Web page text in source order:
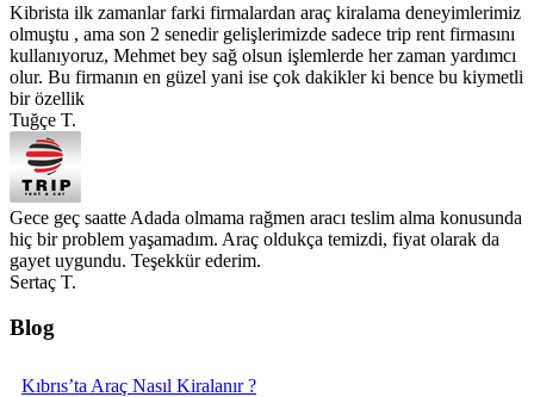
Kibrista ilk zamanlar farki firmalardan araç kiralama deneyimlerimiz
olmuştu , ama son 2 senedir gelişlerimizde sadece trip rent firmasını
kullanıyoruz, Mehmet bey sağ olsun işlemlerde her zaman yardımcı
olur. Bu firmanın en güzel yani ise çok dakikler ki bence bu kiymetli
bir özellik
Tuğçe T.
Gece geç saatte Adada olmama rağmen aracı teslim alma konusunda
hiç bir problem yaşamadım. Araç oldukça temizdi, fiyat olarak da
gayet uygundu. Teşekkür ederim.
Sertaç T.
Blog
Kıbrıs’ta Araç Nasıl Kiralanır ?